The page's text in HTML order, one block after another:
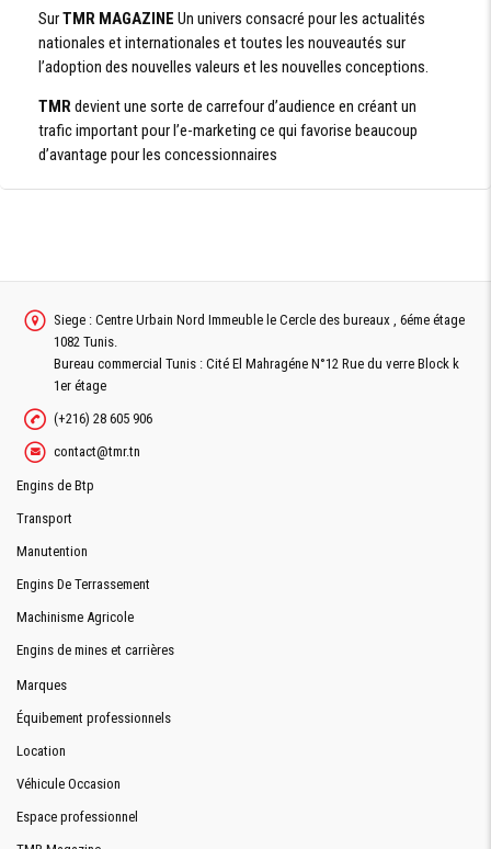
SurTMR MAGAZINE Un univers consacré pour les actualités
nationales et internationales et toutes les nouveautés sur
l’adoption des nouvelles valeurs et les nouvelles conceptions.
TMRdevient une sorte de carrefour d’audience en créant un
trafic important pour l’e-marketing ce qui favorise beaucoup
d’avantage pour les concessionnaires
Siege : Centre Urbain Nord Immeuble le Cercle des bureaux , 6éme étage
1082 Tunis.
Bureau commercial Tunis : Cité El Mahragéne N°12 Rue du verre Block k
1er étage
(+216) 28 605 906
contact@tmr.tn
Engins de Btp
Transport
Manutention
Engins De Terrassement
Machinisme Agricole
Engins de mines et carrières
Marques
Équibement professionnels
Location
Véhicule Occasion
Espace professionnel